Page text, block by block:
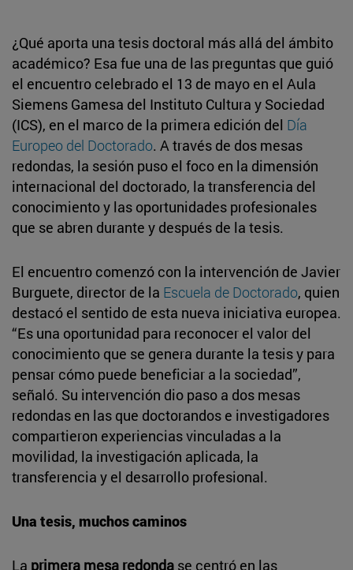
¿Qué aporta una tesis doctoral más allá del ámbito
académico? Esa fue una de las preguntas que guió
el encuentro celebrado el 13 de mayo en el Aula
Siemens Gamesa del Instituto Cultura y Sociedad
(ICS), en el marco de la primera edición del Día
Europeo del Doctorado. A través de dos mesas
redondas, la sesión puso el foco en la dimensión
internacional del doctorado, la transferencia del
conocimiento y las oportunidades profesionales
que se abren durante y después de la tesis.
El encuentro comenzó con la intervención de Javier
Burguete, director de la Escuela de Doctorado, quien
destacó el sentido de esta nueva iniciativa europea.
“Es una oportunidad para reconocer el valor del
conocimiento que se genera durante la tesis y para
pensar cómo puede beneficiar a la sociedad”,
señaló. Su intervención dio paso a dos mesas
redondas en las que doctorandos e investigadores
compartieron experiencias vinculadas a la
movilidad, la investigación aplicada, la
transferencia y el desarrollo profesional.
Una tesis, muchos caminos
La primera mesa redonda se centró en las